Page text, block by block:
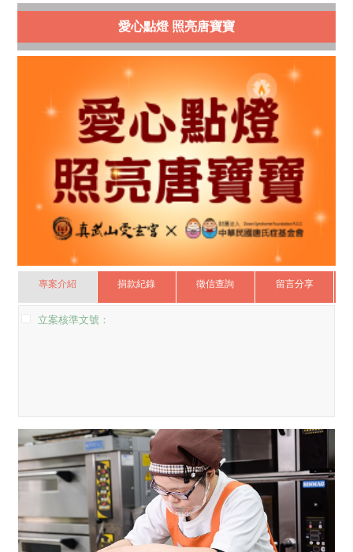
愛心點燈 照亮唐寶寶
專案介紹 捐款紀錄 徵信查詢 留言分享
立案核準文號：